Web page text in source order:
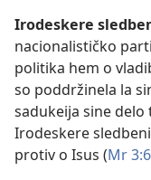
Irodeskere
nacionalističko
politika hem o
so poddržinela la
sadukeija sine
Irodeskere
protiv o Isus (Mr 3:6